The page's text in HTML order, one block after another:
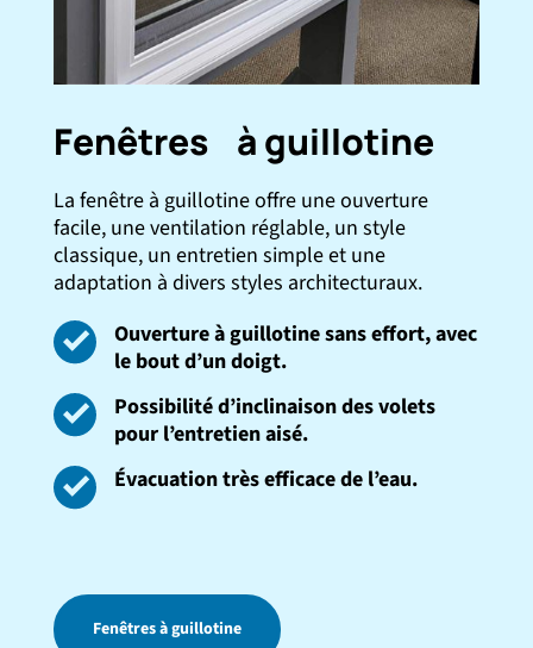
Fenêtres à guillotine
La fenêtre à guillotine offre une ouverture
facile, une ventilation réglable, un style
classique, un entretien simple et une
adaptation à divers styles architecturaux.
Ouverture à guillotine sans effort, avec
le bout d’un doigt.
Possibilité d’inclinaison des volets
pour l’entretien aisé.
Évacuation très efficace de l’eau.
Fenêtres à guillotine